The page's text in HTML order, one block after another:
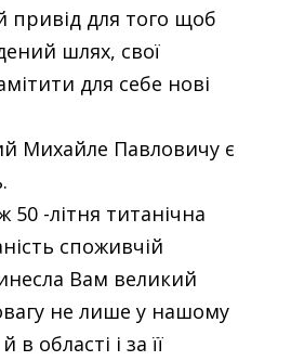
привід для того щоб
шлях, свої
для себе нові
Михайле Павловичу є
50 -літня титанічна
споживчій
Вам великий
не лише у нашому
в області і за її